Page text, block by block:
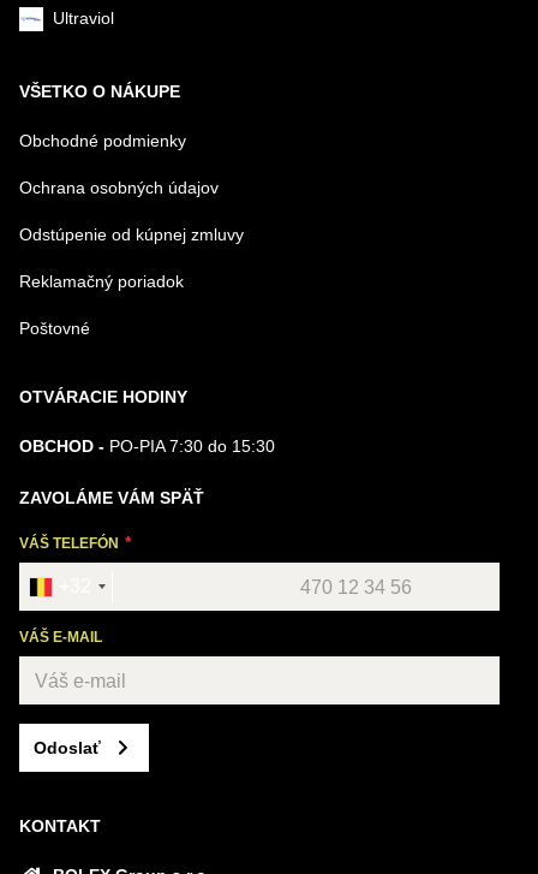
Ultraviol
VŠETKO O NÁKUPE
Obchodné podmienky
Ochrana osobných údajov
Odstúpenie od kúpnej zmluvy
Reklamačný poriadok
Poštovné
OTVÁRACIE HODINY
OBCHOD - PO-PIA 7:30 do 15:30
ZAVOLÁME VÁM SPÄŤ
VÁŠ TELEFÓN
VÁŠ E-MAIL
Odoslať
KONTAKT